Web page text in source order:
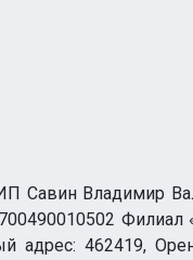
Савин Владимир
адрес: 462419,